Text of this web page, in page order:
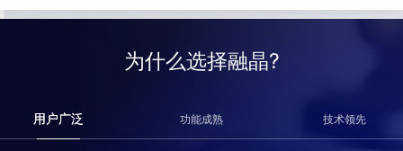
为什么选择融晶?
用户广泛 功能成熟 技术领先